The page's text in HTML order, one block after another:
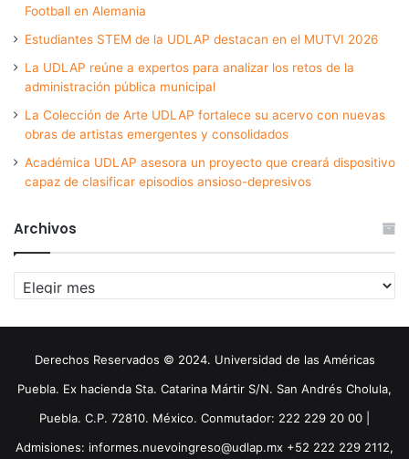
Football en Alemania
Estudiantes STEM de la UDLAP destacan en el MUTVI 2026
La UDLAP reúne a expertos para analizar los retos de la
administración pública municipal
La Colección de Arte UDLAP fortalece su acervo con nuevas
obras de artistas emergentes y consolidados
Académica UDLAP asesora un proyecto que creará dispositivo
capaz de clasificar episodios ansioso-depresivos
Archivos
Archivos
Derechos Reservados © 2024. Universidad de las Américas
Puebla. Ex hacienda Sta. Catarina Mártir S/N. San Andrés Cholula,
Puebla. C.P. 72810. México. Conmutador: 222 229 20 00 |
Admisiones: informes.nuevoingreso@udlap.mx +52 222 229 2112,